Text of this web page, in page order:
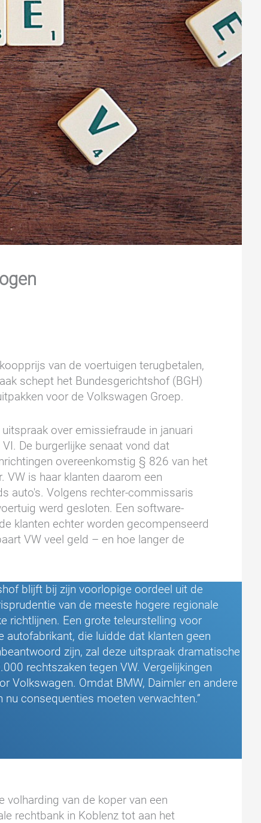
van de voertuigen terugbetalen,
schept het Bundesgerichtshof (BGH)
voor de Volkswagen Groep.
over emissiefraude in januari
De burgerlijke senaat vond dat
overeenkomstig § 826 van het
VW is haar klanten daarom een
auto's. Volgens rechter-commissaris
werd gesloten. Een software-
klanten echter worden gecompenseerd
VW veel geld – en hoe langer de
blijft bij zijn voorlopige oordeel uit de
van de meeste hogere regionale
richtlijnen. Een grote teleurstelling voor
autofabrikant, die luidde dat klanten geen
zijn, zal deze uitspraak dramatische
rechtszaken tegen VW. Vergelijkingen
Volkswagen. Omdat BMW, Daimler en andere
consequenties moeten verwachten.”
volharding van de koper van een
rechtbank in Koblenz tot aan het